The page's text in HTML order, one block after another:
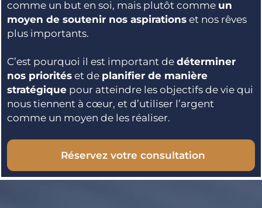
comme un but en soi, mais plutôt comme un
moyen de soutenir nos aspirations et nos rêves
plus importants.
C’est pourquoi il est important de déterminer
nos priorités et de planifier de manière
stratégique pour atteindre les objectifs de vie qui
nous tiennent à cœur, et d’utiliser l’argent
comme un moyen de les réaliser.
Réservez votre consultation